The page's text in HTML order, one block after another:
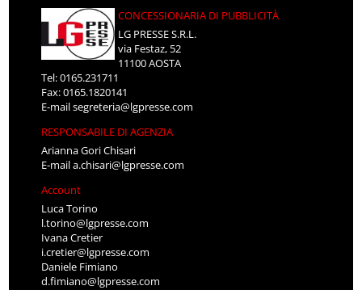
CONCESSIONARIA DI PUBBLICITÀ
LG PRESSE S.R.L.
via Festaz, 52
11100 AOSTA
Tel: 0165.231711
Fax: 0165.1820141
E-mailsegreteria@lgpresse.com
RESPONSABILE DI AGENZIA
Arianna Gori Chisari
E-maila.chisari@lgpresse.com
Account
Luca Torino
l.torino@lgpresse.com
Ivana Cretier
i.cretier@lgpresse.com
Daniele Fimiano
d.fimiano@lgpresse.com